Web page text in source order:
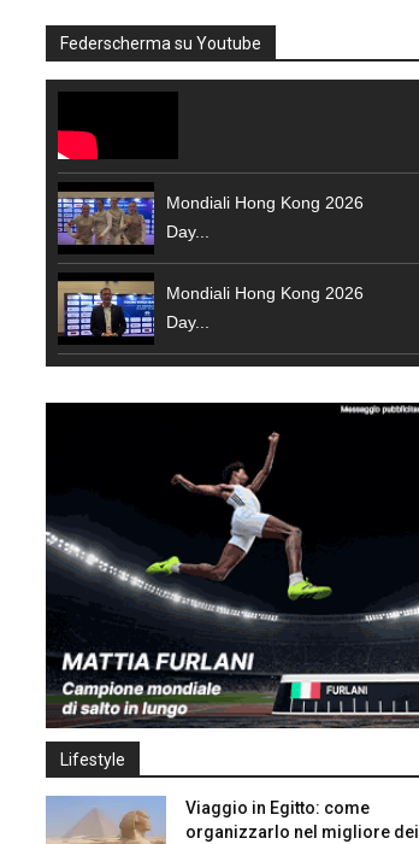
Federscherma su Youtube
Mondiali Hong Kong 2026
Day...
Mondiali Hong Kong 2026
Day...
Lifestyle
Viaggio in Egitto: come
organizzarlo nel migliore dei